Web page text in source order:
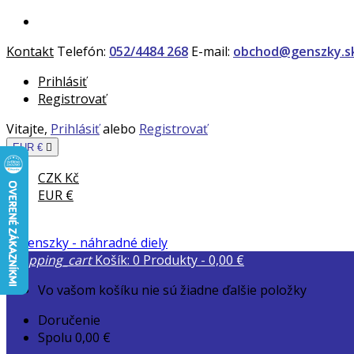
Kontakt Telefón: 052/4484 268 E-mail:
Prihlásiť
Registrovať
Vitajte, Prihlásiťalebo Registrovať
EUR € 
CZK Kč
EUR €
shopping_cart Košík: 0 Produkty - 0,00 €
Vo vašom košíku nie sú žiadne ďalšie položky
Doručenie
Spolu 0,00 €